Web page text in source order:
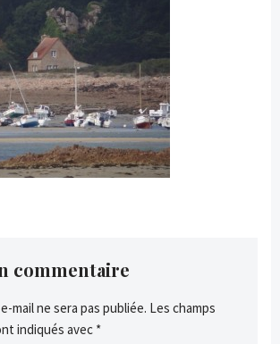
commentaire
mail ne sera pas publiée. Les champs
indiqués avec *